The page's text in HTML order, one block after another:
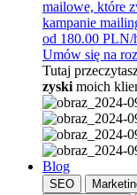
mailowe, które
kampanie
od 180.00 PLN/
Umów się na
Tutaj
zyski moich
Blog
SEO